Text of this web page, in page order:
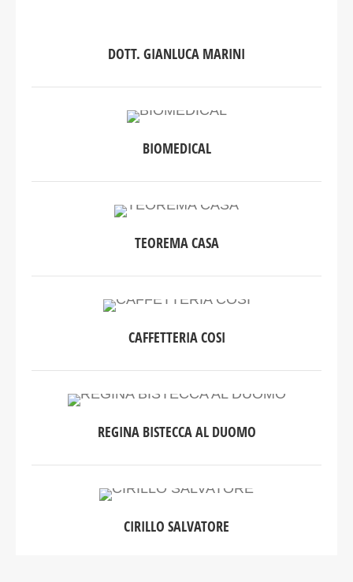
DOTT. GIANLUCA MARINI
BIOMEDICAL
TEOREMA CASA
CAFFETTERIA COSI
REGINA BISTECCA AL DUOMO
CIRILLO SALVATORE